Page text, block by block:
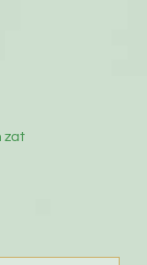
zat